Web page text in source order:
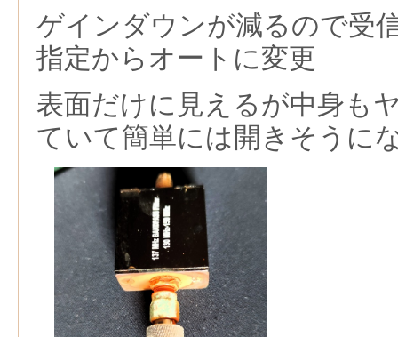
ゲインダウンが減るので受
指定からオートに変更
表面だけに見えるが中身も
ていて簡単には開きそうに